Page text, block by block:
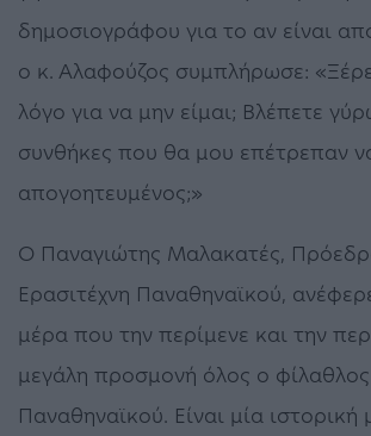
δημοσιογράφου για το αν είναι
ο κ. Αλαφούζος συμπλήρωσε:
λόγο για να μην είμαι; Βλέπετε
συνθήκες που θα μου επέτρεπαν
απογοητευμένος;»
Ο Παναγιώτης Μαλακατές,
Ερασιτέχνη Παναθηναϊκού,
μέρα που την περίμενε και την
μεγάλη προσμονή όλος ο
Παναθηναϊκού. Είναι μία ιστορική